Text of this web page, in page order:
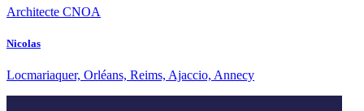
Architecte CNOA
Nicolas
Locmariaquer, Orléans, Reims, Ajaccio, Annecy